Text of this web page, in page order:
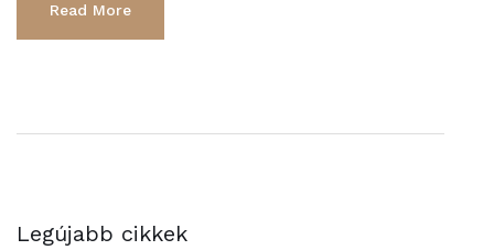
Read More
Legújabb cikkek